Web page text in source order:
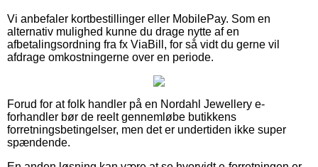
Vi anbefaler kortbestillinger eller MobilePay. Som en
alternativ mulighed kunne du drage nytte af en
afbetalingsordning fra fx ViaBill, for så vidt du gerne vil
afdrage omkostningerne over en periode.
Forud for at folk handler på en Nordahl Jewellery e-
forhandler bør de reelt gennemløbe butikkens
forretningsbetingelser, men det er undertiden ikke super
spændende.